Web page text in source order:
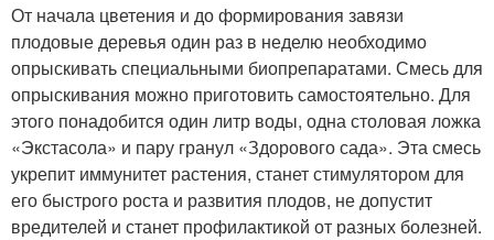
От начала цветения и до формирования завязи
плодовые деревья один раз в неделю необходимо
опрыскивать специальными биопрепаратами. Смесь для
опрыскивания можно приготовить самостоятельно. Для
этого понадобится один литр воды, одна столовая ложка
«Экстасола» и пару гранул «Здорового сада». Эта смесь
укрепит иммунитет растения, станет стимулятором для
его быстрого роста и развития плодов, не допустит
вредителей и станет профилактикой от разных болезней.